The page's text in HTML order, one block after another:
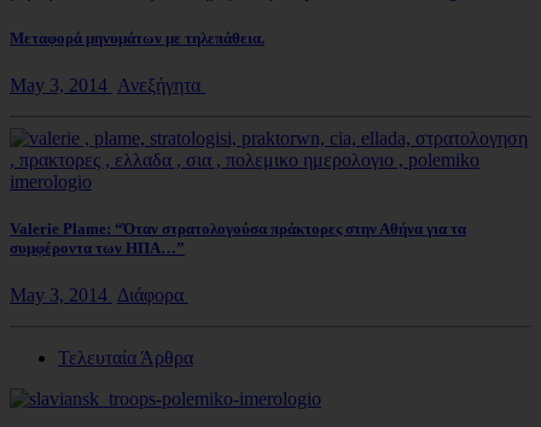
Μεταφορά μηνυμάτων με τηλεπάθεια.
May 3, 2014 Ανεξήγητα
Valerie Plame: “Όταν στρατολογούσα πράκτορες στην Αθήνα για τα
συμφέροντα των ΗΠΑ…”
May 3, 2014 Διάφορα
Τελευταία Άρθρα